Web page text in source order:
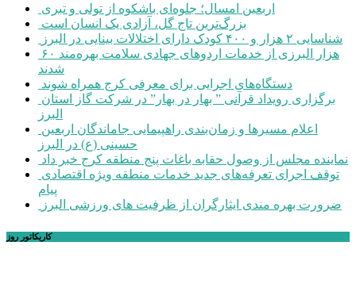
اربعین امسال؛ جلوه‌ای باشکوه از تولی و تبری
بزرگ‌ترین تاج گل، آزادی یک انسان است
شناسایی ۲ هزار و ۴۰۰ کودک دارای اختلالات بینایی در البرز
۶۰ هزار البرزی از خدمات اردوهای جهادی سلامت بهره‌مند
شدند
دستگاه‌های اجرایی برای معرفی کرج همراه شوند
البرز
حسینی (ع) در البرز
نماینده مجلس از وصول حقابه باغات پنج منطقه کرج خبر داد
پیام
ضرورت بهره مندی ایثارگران از ظرفیت های ورزشی البرز
کاریکاتور روز